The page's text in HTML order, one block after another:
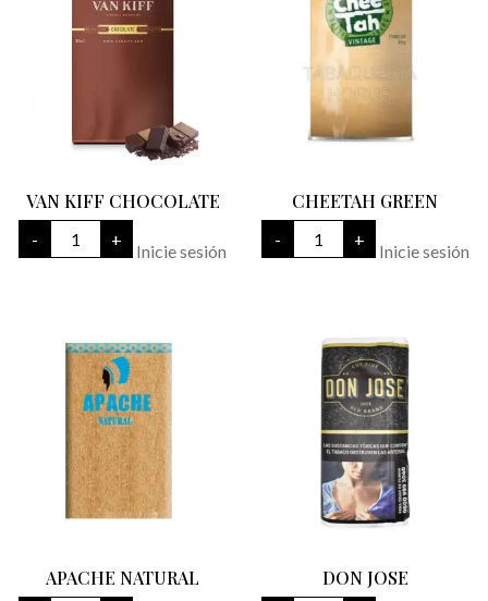
VAN KIFF CHOCOLATE
-
VAN
KIFF
CHOCOLATE
+
Inicie sesión
CHEETAH GREEN
-
CHEETAH
GREEN
cantidad
+
Inicie sesión
APACHE NATURAL DON JOSE